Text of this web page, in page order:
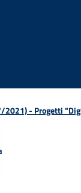
- Progetti